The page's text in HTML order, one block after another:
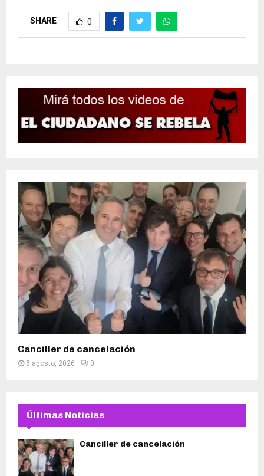
SHARE 0
Canciller de cancelación
8 agosto, 2026 0
Últimas Noticias
Canciller de cancelación